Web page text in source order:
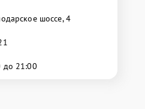
шоссе, 4
до 21:00